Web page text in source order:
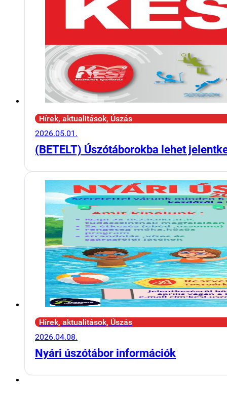
Hírek, aktualitások, Úszás
2026.05.01.
(BETELT) Úszótáborokba lehet
Hírek, aktualitások, Úszás
2026.04.08.
Nyári úszótábor információk